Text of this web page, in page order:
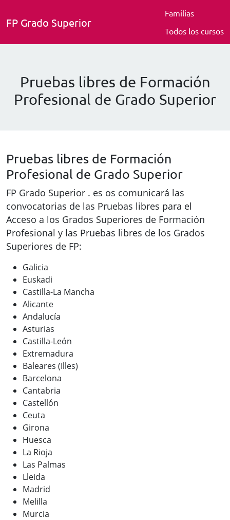
FP Grado Superior
Familias
Todos los cursos
Pruebas libres de Formación
Profesional de Grado Superior
Pruebas libres de Formación
Profesional de Grado Superior
FP Grado Superior . es os comunicará las
convocatorias de las Pruebas libres para el
Acceso a los Grados Superiores de Formación
Profesional y las Pruebas libres de los Grados
Superiores de FP:
Galicia
Euskadi
Castilla-La Mancha
Alicante
Andalucía
Asturias
Castilla-León
Extremadura
Baleares (Illes)
Barcelona
Cantabria
Castellón
Ceuta
Girona
Huesca
La Rioja
Las Palmas
Lleida
Madrid
Melilla
Murcia